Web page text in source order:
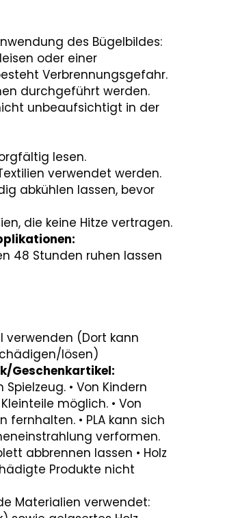
des Bügelbildes:
oder einer
Verbrennungsgefahr.
durchgeführt werden.
unbeaufsichtigt in der
lesen.
verwendet werden.
abkühlen lassen, bevor
die keine Hitze vertragen.
48 Stunden ruhen lassen
verwenden (Dort kann
lösen)
Geschenkartikel:
• Von Kindern
möglich. • Von
• PLA kann sich
verformen.
abbrennen lassen • Holz
Produkte nicht
Materialien verwendet: